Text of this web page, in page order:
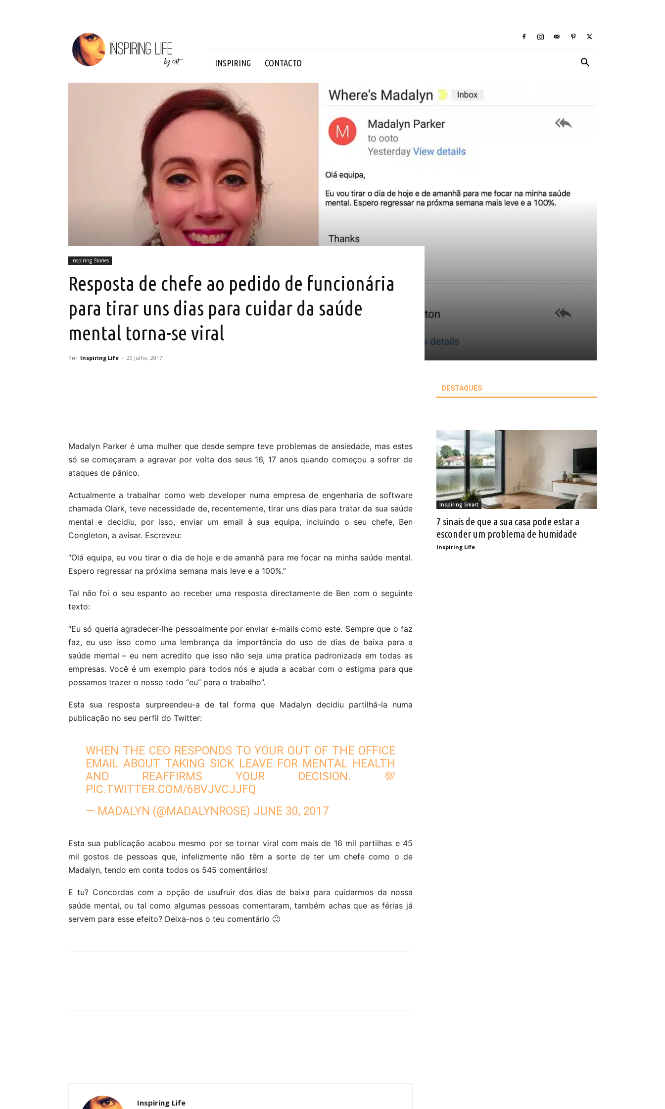
Inspiring
Life
INSPIRING CONTACTO
Inspiring Stories
Resposta de chefe ao pedido de funcionária
para tirar uns dias para cuidar da saúde
mental torna-se viral
Por Inspiring Life - 20 Julho, 2017
Madalyn Parker é uma mulher que desde sempre teve problemas de ansiedade, mas estes
só se começaram a agravar por volta dos seus 16, 17 anos quando começou a sofrer de
ataques de pânico.
Actualmente a trabalhar como web developer numa empresa de engenharia de software
chamada Olark, teve necessidade de, recentemente, tirar uns dias para tratar da sua saúde
mental e decidiu, por isso, enviar um email à sua equipa, incluindo o seu chefe, Ben
Congleton, a avisar. Escreveu:
“Olá equipa, eu vou tirar o dia de hoje e de amanhã para me focar na minha saúde mental.
Espero regressar na próxima semana mais leve e a 100%.”
Tal não foi o seu espanto ao receber uma resposta directamente de Ben com o seguinte
texto:
“Eu só queria agradecer-lhe pessoalmente por enviar e-mails como este. Sempre que o faz
faz, eu uso isso como uma lembrança da importância do uso de dias de baixa para a
saúde mental – eu nem acredito que isso não seja uma pratica padronizada em todas as
empresas. Você é um exemplo para todos nós e ajuda a acabar com o estigma para que
possamos trazer o nosso todo “eu” para o trabalho”.
Esta sua resposta surpreendeu-a de tal forma que Madalyn decidiu partilhá-la numa
publicação no seu perfil do Twitter:
WHEN THE CEO RESPONDS TO YOUR OUT OF THE OFFICE
EMAIL ABOUT TAKING SICK LEAVE FOR MENTAL HEALTH
AND REAFFIRMS YOUR DECISION. 💯
PIC.TWITTER.COM/6BVJVCJJFQ
— MADALYN (@MADALYNROSE) JUNE 30, 2017
Esta sua publicação acabou mesmo por se tornar viral com mais de 16 mil partilhas e 45
mil gostos de pessoas que, infelizmente não têm a sorte de ter um chefe como o de
Madalyn, tendo em conta todos os 545 comentários!
E tu? Concordas com a opção de usufruir dos dias de baixa para cuidarmos da nossa
saúde mental, ou tal como algumas pessoas comentaram, também achas que as férias já
servem para esse efeito? Deixa-nos o teu comentário 🙂
Inspiring Life
DESTAQUES
Inspiring Smart
7 sinais de que a sua casa pode estar a
esconder um problema de humidade
Inspiring Life